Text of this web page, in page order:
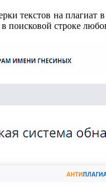
текстов на
поисковой строке